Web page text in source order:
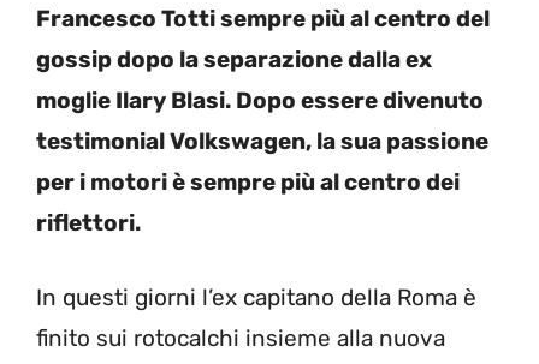
Francesco Totti sempre più al centro del
gossip dopo la separazione dalla ex
moglie Ilary Blasi. Dopo essere divenuto
testimonial Volkswagen, la sua passione
per i motori è sempre più al centro dei
riflettori.
In questi giorni l’ex capitano della Roma è
finito sui rotocalchi insieme alla nuova